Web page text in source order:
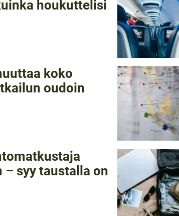
houkuttelisi
koko
oudoin
– syy taustalla on